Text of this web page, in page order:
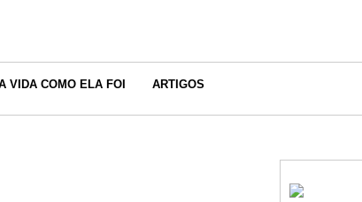
VIDA COMO ELA FOI ARTIGOS